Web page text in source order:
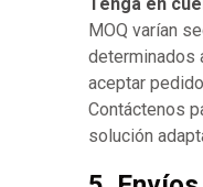
MOQ varían
determinados
aceptar
Contáctenos
solución